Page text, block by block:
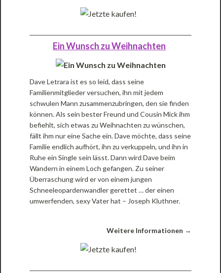
Ein Wunsch zu Weihnachten
Dave Letrara ist es so leid, dass seine
Familienmitglieder versuchen, ihn mit jedem
schwulen Mann zusammenzubringen, den sie finden
können. Als sein bester Freund und Cousin Mick ihm
befiehlt, sich etwas zu Weihnachten zu wünschen,
fällt ihm nur eine Sache ein. Dave möchte, dass seine
Familie endlich aufhört, ihn zu verkuppeln, und ihn in
Ruhe ein Single sein lässt. Dann wird Dave beim
Wandern in einem Loch gefangen. Zu seiner
Überraschung wird er von einem jungen
Schneeleopardenwandler gerettet … der einen
umwerfenden, sexy Vater hat – Joseph Kluthner.
Weitere Informationen →